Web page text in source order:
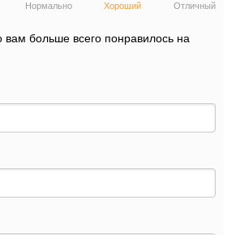
Нормально Хороший Отличный
вам больше всего понравилось на